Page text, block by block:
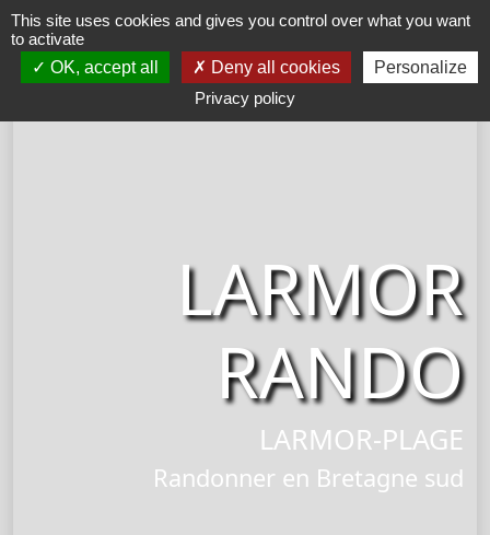
Menu
LARMOR
RANDO
LARMOR-PLAGE
Randonner en Bretagne sud
This site uses cookies and gives you control over what you want
to activate
OK, accept all
Deny all cookies
Personalize
Privacy policy